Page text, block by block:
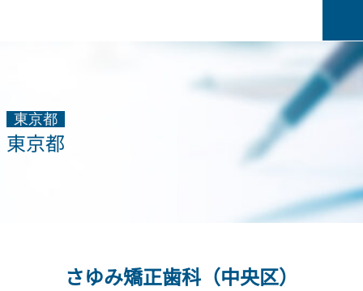
東京都
東京都
さゆみ矯正歯科（中央区）